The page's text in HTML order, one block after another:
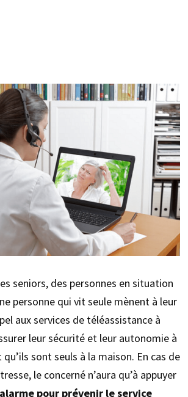
seniors, des personnes en situation
personne qui vit seule mènent à leur
aux services de téléassistance à
leur sécurité et leur autonomie à
sont seuls à la maison. En cas de
le concerné n’aura qu’à appuyer
pour prévenir le service